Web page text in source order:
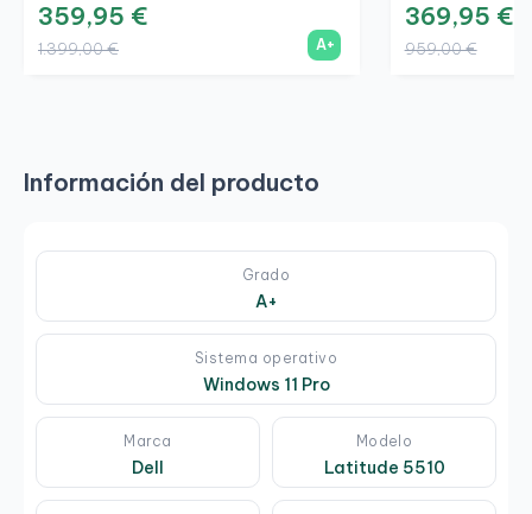
359,95 €
1.399,00 € A+
369,95 €
959,00 €
Información del producto
Grado
A+
Sistema operativo
Windows 11 Pro
Marca
Dell
Modelo
Latitude 5510